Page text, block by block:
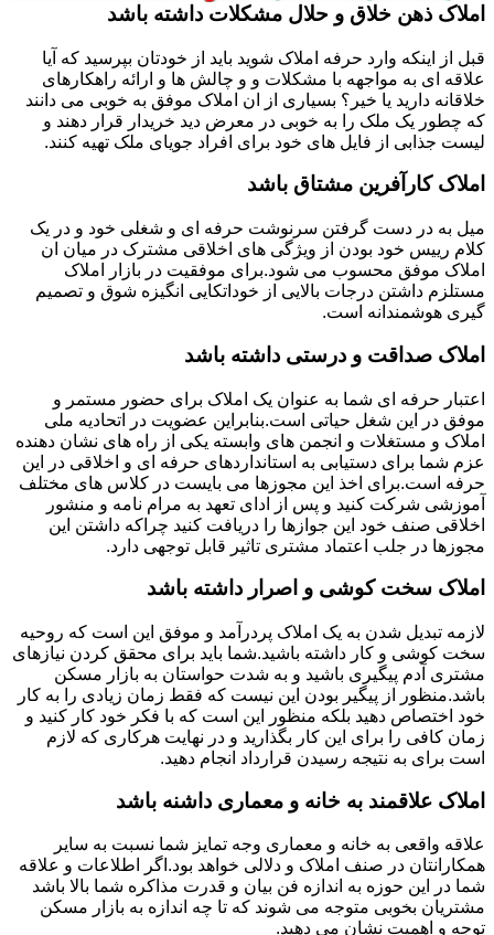
املاک ذهن خلاق و حلال مشکلات داشته باشد
قبل از اینکه وارد حرفه املاک شوید باید از خودتان بپرسید که آیا
علاقه ای به مواجهه با مشکلات و و چالش ها و ارائه راهکارهای
خلاقانه دارید یا خیر؟ بسیاری از ان املاک موفق به خوبی می دانند
که چطور یک ملک را به خوبی در معرض دید خریدار قرار دهند و
لیست جذابی از فایل های خود برای افراد جویای ملک تهیه کنند.
املاک کارآفرین مشتاق باشد
میل به در دست گرفتن سرنوشت حرفه ای و شغلی خود و در یک
کلام رییس خود بودن از ویژگی های اخلاقی مشترک در میان ان
املاک موفق محسوب می شود.برای موفقیت در بازار املاک
مستلزم داشتن درجات بالایی از خوداتکایی انگیزه شوق و تصمیم
گیری هوشمندانه است.
املاک صداقت و درستی داشته باشد
اعتبار حرفه ای شما به عنوان یک املاک برای حضور مستمر و
موفق در این شغل حیاتی است.بنابراین عضویت در اتحادیه ملی
املاک و مستغلات و انجمن های وابسته یکی از راه های نشان دهنده
عزم شما برای دستیابی به استانداردهای حرفه ای و اخلاقی در این
حرفه است.برای اخذ این مجوزها می بایست در کلاس های مختلف
آموزشی شرکت کنید و پس از ادای تعهد به مرام نامه و منشور
اخلاقی صنف خود این جوازها را دریافت کنید چراکه داشتن این
مجوزها در جلب اعتماد مشتری تاثیر قابل توجهی دارد.
املاک سخت کوشی و اصرار داشته باشد
لازمه تبدیل شدن به یک املاک پردرآمد و موفق این است که روحیه
سخت کوشی و کار داشته باشید.شما باید برای محقق کردن نیازهای
مشتری آدم پیگیری باشید و به شدت حواستان به بازار مسکن
باشد.منظور از پیگیر بودن این نیست که فقط زمان زیادی را به کار
خود اختصاص دهید بلکه منظور این است که با فکر خود کار کنید و
زمان کافی را برای این کار بگذارید و در نهایت هرکاری که لازم
است برای به نتیجه رسیدن قرارداد انجام دهید.
املاک علاقمند به خانه و معماری داشنه باشد
علاقه واقعی به خانه و معماری وجه تمایز شما نسبت به سایر
همکارانتان در صنف املاک و دلالی خواهد بود.اگر اطلاعات و علاقه
شما در این حوزه به اندازه فن بیان و قدرت مذاکره شما بالا باشد
مشتریان بخوبی متوجه می شوند که تا چه اندازه به بازار مسکن
توجه و اهمیت نشان می دهید.